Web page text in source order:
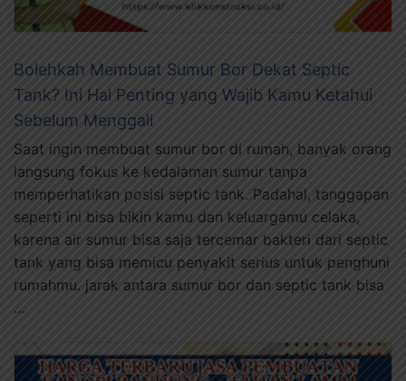
Bolehkah Membuat Sumur Bor Dekat Septic
Tank? Ini Hal Penting yang Wajib Kamu Ketahui
Sebelum Menggali
Saat ingin membuat sumur bor di rumah, banyak orang
langsung fokus ke kedalaman sumur tanpa
memperhatikan posisi septic tank. Padahal, tanggapan
seperti ini bisa bikin kamu dan keluargamu celaka,
karena air sumur bisa saja tercemar bakteri dari septic
tank yang bisa memicu penyakit serius untuk penghuni
rumahmu. jarak antara sumur bor dan septic tank bisa
…